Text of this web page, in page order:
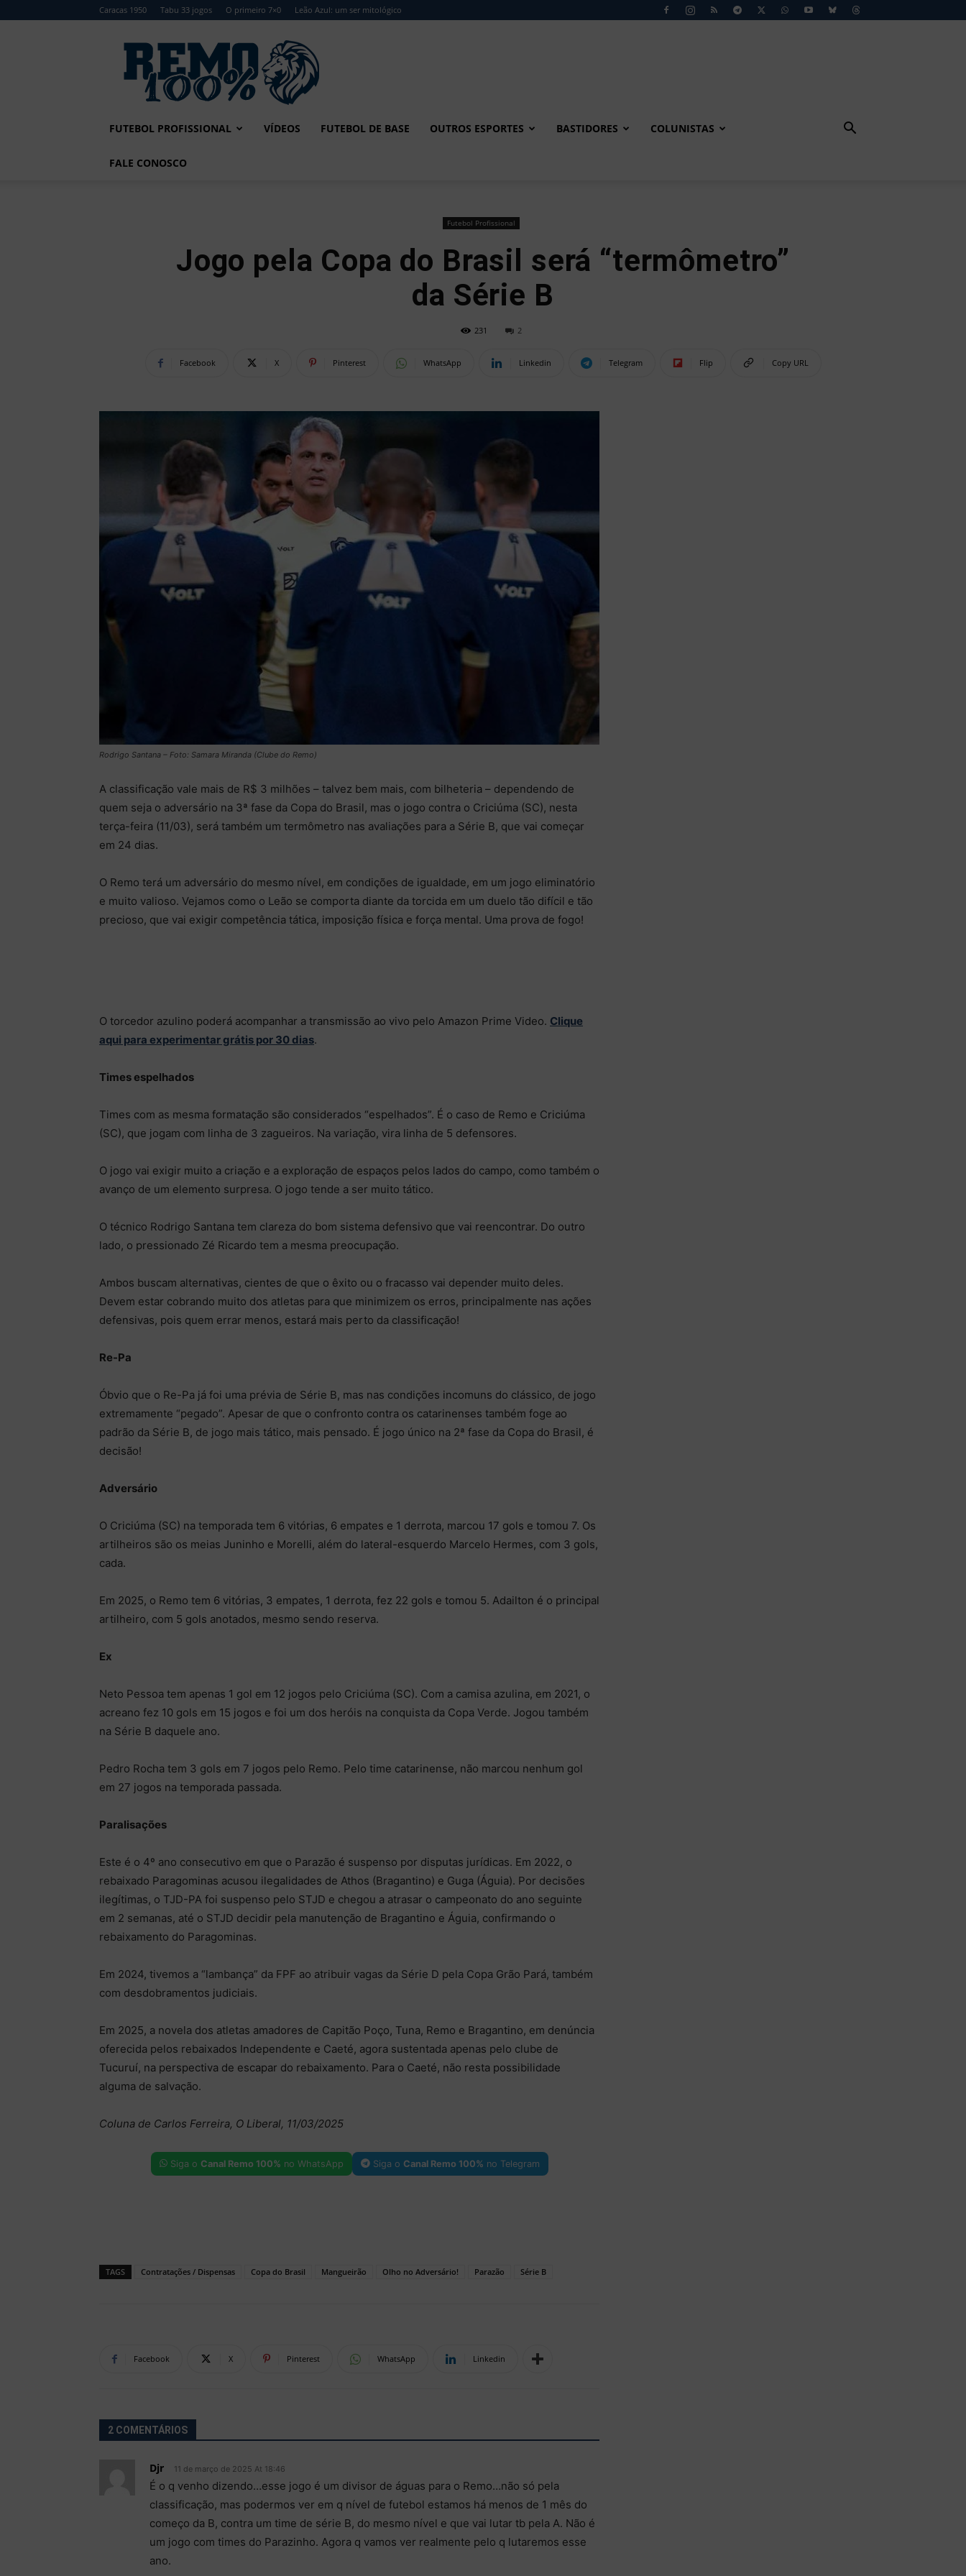
Caracas 1950 Tabu 33 jogos O primeiro 7×0 Leão Azul: um ser mitológico
Remo
FUTEBOL PROFISSIONAL VÍDEOS FUTEBOL DE BASE OUTROS ESPORTES BASTIDORES COLUNISTAS
FALE CONOSCO
Futebol Profissional
Jogo pela Copa do Brasil será “termômetro”
da Série B
231 2
Facebook X Pinterest WhatsApp Linkedin Telegram Flip Copy URL
Rodrigo Santana – Foto: Samara Miranda (Clube do Remo)
A classificação vale mais de R$ 3 milhões – talvez bem mais, com bilheteria – dependendo de
quem seja o adversário na 3ª fase da Copa do Brasil, mas o jogo contra o Criciúma (SC), nesta
terça-feira (11/03), será também um termômetro nas avaliações para a Série B, que vai começar
em 24 dias.
O Remo terá um adversário do mesmo nível, em condições de igualdade, em um jogo eliminatório
e muito valioso. Vejamos como o Leão se comporta diante da torcida em um duelo tão difícil e tão
precioso, que vai exigir competência tática, imposição física e força mental. Uma prova de fogo!
O torcedor azulino poderá acompanhar a transmissão ao vivo pelo Amazon Prime Video. Clique
aqui para experimentar grátis por 30 dias.
Times espelhados
Times com as mesma formatação são considerados “espelhados”. É o caso de Remo e Criciúma
(SC), que jogam com linha de 3 zagueiros. Na variação, vira linha de 5 defensores.
O jogo vai exigir muito a criação e a exploração de espaços pelos lados do campo, como também o
avanço de um elemento surpresa. O jogo tende a ser muito tático.
O técnico Rodrigo Santana tem clareza do bom sistema defensivo que vai reencontrar. Do outro
lado, o pressionado Zé Ricardo tem a mesma preocupação.
Ambos buscam alternativas, cientes de que o êxito ou o fracasso vai depender muito deles.
Devem estar cobrando muito dos atletas para que minimizem os erros, principalmente nas ações
defensivas, pois quem errar menos, estará mais perto da classificação!
Re-Pa
Óbvio que o Re-Pa já foi uma prévia de Série B, mas nas condições incomuns do clássico, de jogo
extremamente “pegado”. Apesar de que o confronto contra os catarinenses também foge ao
padrão da Série B, de jogo mais tático, mais pensado. É jogo único na 2ª fase da Copa do Brasil, é
decisão!
Adversário
O Criciúma (SC) na temporada tem 6 vitórias, 6 empates e 1 derrota, marcou 17 gols e tomou 7. Os
artilheiros são os meias Juninho e Morelli, além do lateral-esquerdo Marcelo Hermes, com 3 gols,
cada.
Em 2025, o Remo tem 6 vitórias, 3 empates, 1 derrota, fez 22 gols e tomou 5. Adailton é o principal
artilheiro, com 5 gols anotados, mesmo sendo reserva.
Ex
Neto Pessoa tem apenas 1 gol em 12 jogos pelo Criciúma (SC). Com a camisa azulina, em 2021, o
acreano fez 10 gols em 15 jogos e foi um dos heróis na conquista da Copa Verde. Jogou também
na Série B daquele ano.
Pedro Rocha tem 3 gols em 7 jogos pelo Remo. Pelo time catarinense, não marcou nenhum gol
em 27 jogos na temporada passada.
Paralisações
Este é o 4º ano consecutivo em que o Parazão é suspenso por disputas jurídicas. Em 2022, o
rebaixado Paragominas acusou ilegalidades de Athos (Bragantino) e Guga (Águia). Por decisões
ilegítimas, o TJD-PA foi suspenso pelo STJD e chegou a atrasar o campeonato do ano seguinte
em 2 semanas, até o STJD decidir pela manutenção de Bragantino e Águia, confirmando o
rebaixamento do Paragominas.
Em 2024, tivemos a “lambança” da FPF ao atribuir vagas da Série D pela Copa Grão Pará, também
com desdobramentos judiciais.
Em 2025, a novela dos atletas amadores de Capitão Poço, Tuna, Remo e Bragantino, em denúncia
oferecida pelos rebaixados Independente e Caeté, agora sustentada apenas pelo clube de
Tucuruí, na perspectiva de escapar do rebaixamento. Para o Caeté, não resta possibilidade
alguma de salvação.
Coluna de Carlos Ferreira, O Liberal, 11/03/2025
Siga o Canal Remo 100% no WhatsApp Siga o Canal Remo 100% no Telegram
TAGS Contratações / Dispensas Copa do Brasil Mangueirão Olho no Adversário! Parazão Série B
Facebook X Pinterest WhatsApp Linkedin
2 COMENTÁRIOS
Djr 11 de março de 2025 At 18:46
É o q venho dizendo…esse jogo é um divisor de águas para o Remo…não só pela
classificação, mas podermos ver em q nível de futebol estamos há menos de 1 mês do
começo da B, contra um time de série B, do mesmo nível e que vai lutar tb pela A. Não é
um jogo com times do Parazinho. Agora q vamos ver realmente pelo q lutaremos esse
ano.